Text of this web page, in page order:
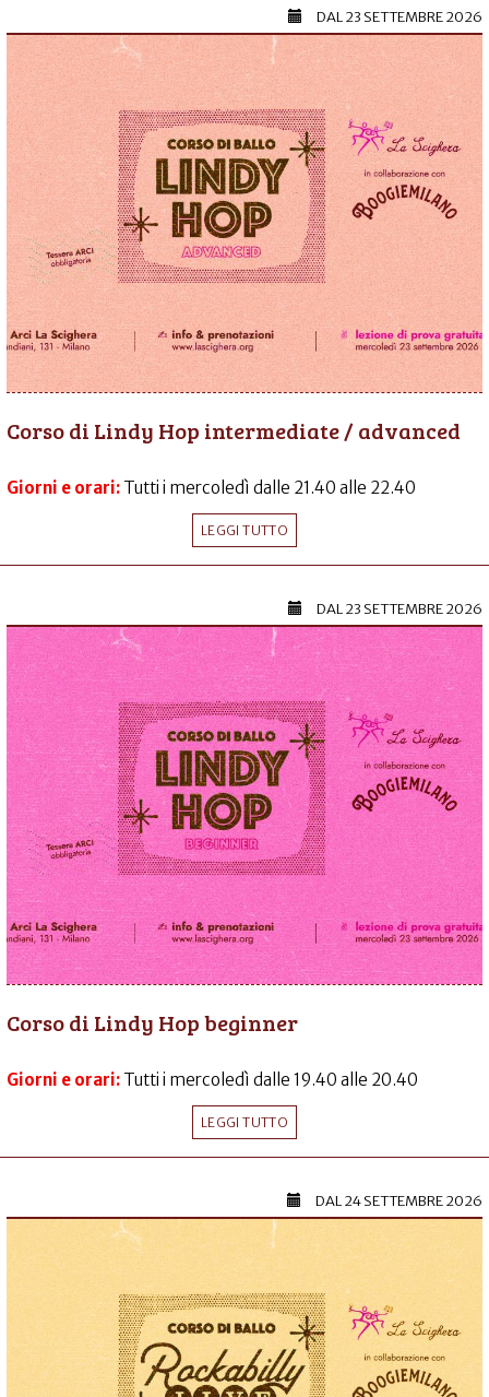
DAL23 SETTEMBRE 2026
Corso di Lindy Hop intermediate / advanced
Giorni e orari: Tutti i mercoledì dalle 21.40 alle 22.40
LEGGI TUTTO
DAL23 SETTEMBRE 2026
Corso di Lindy Hop beginner
Giorni e orari: Tutti i mercoledì dalle 19.40 alle 20.40
LEGGI TUTTO
DAL24 SETTEMBRE 2026